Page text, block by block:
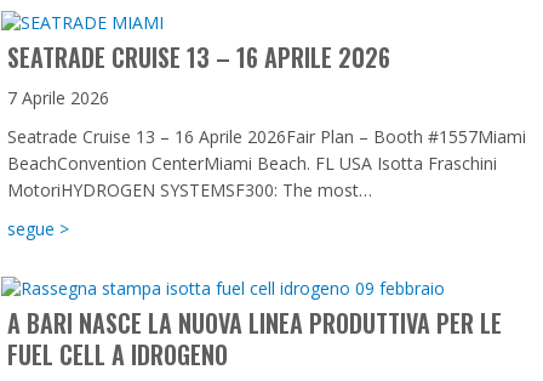
SEATRADE CRUISE 13 – 16 APRILE 2026
7 Aprile 2026
Seatrade Cruise 13 – 16 Aprile 2026Fair Plan – Booth #1557Miami
BeachConvention CenterMiami Beach. FL USA Isotta Fraschini
MotoriHYDROGEN SYSTEMSF300: The most…
segue >about Seatrade Cruise 13 – 16 Aprile 2026
A BARI NASCE LA NUOVA LINEA PRODUTTIVA PER LE
FUEL CELL A IDROGENO